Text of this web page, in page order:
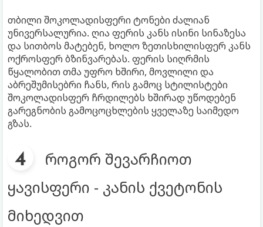
თბილი შოკოლადისფერი ტონები ძალიან
უნივერსალურია. ღია ფერის კანს ისინი სინაზესა
და სითბოს მატებენ, ხოლო ზეთისხილისფერ კანს
ოქროსფერ ბზინვარებას. ფერის სიღრმის
წყალობით თმა უფრო ხშირი, მოვლილი და
აბრეშუმისებრი ჩანს, რის გამოც სტილისტები
შოკოლადისფერ ჩრდილებს ხშირად უწოდებენ
გარეგნობის გამოცოცხლების ყველაზე საიმედო
გზას.
როგორ შევარჩიოთ
ყავისფერი - კანის ქვეტონის
მიხედვით